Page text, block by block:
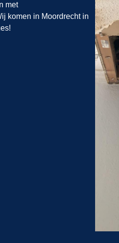
met
komen in Moordrecht in